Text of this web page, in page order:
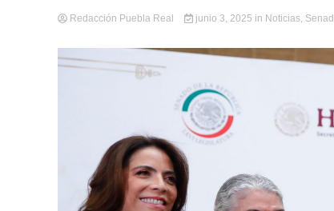
Redacción Puebla Real junio 3, 2025 in Noticias,